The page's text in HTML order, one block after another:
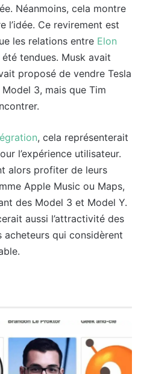
Néanmoins, cela montre
l’idée. Ce revirement est
les relations entre Elon
tendues. Musk avait
proposé de vendre Tesla
3, mais que Tim
, cela représenterait
l’expérience utilisateur.
alors profiter de leurs
Apple Music ou Maps,
des Model 3 et Model Y.
aussi l’attractivité des
acheteurs qui considèrent